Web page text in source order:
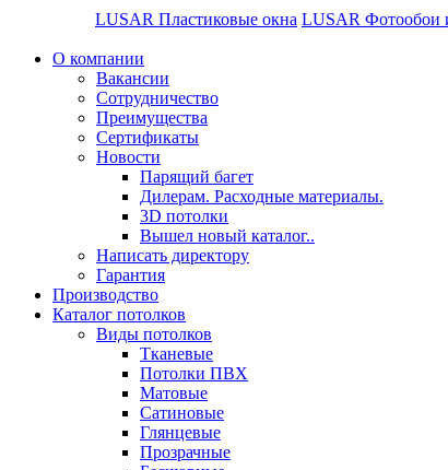
LUSAR Пластиковые окна LUSAR Фотообои
О компании
Вакансии
Сотрудничество
Преимущества
Сертификаты
Новости
Парящий багет
Дилерам. Расходные материалы.
3D потолки
Вышел новый каталог..
Написать директору
Гарантия
Производство
Каталог потолков
Виды потолков
Тканевые
Потолки ПВХ
Матовые
Сатиновые
Глянцевые
Прозрачные